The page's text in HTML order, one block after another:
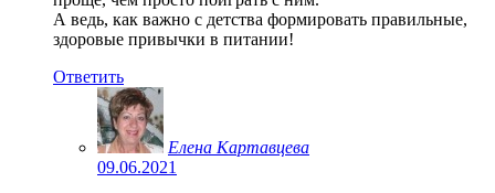
А ведь, как важно с детства формировать правильные,
здоровые привычки в питании!
Ответить
Елена Картавцева
09.06.2021